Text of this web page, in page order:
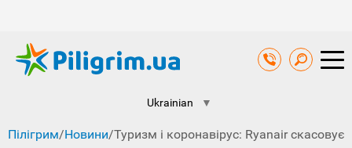
Ukrainian ▼
Пілігрим/Новини/Туризм і коронавірус: Ryanair скасовує